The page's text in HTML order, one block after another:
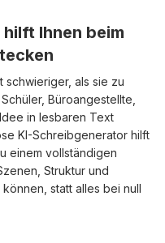
Ihnen beim
schwieriger, als sie zu
Büroangestellte,
in lesbaren Text
KI-Schreibgenerator hilft
einem vollständigen
Struktur und
statt alles bei null